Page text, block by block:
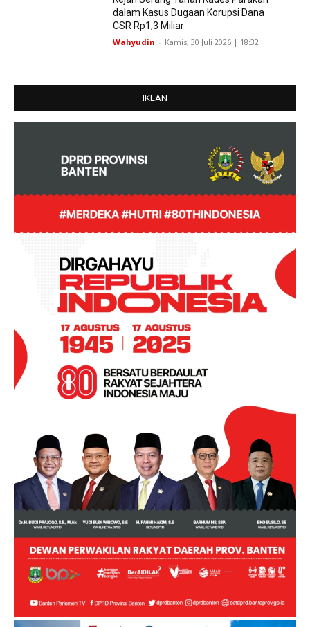
dalam Kasus Dugaan Korupsi Dana
CSR Rp1,3 Miliar
Wahyudin - Kamis, 30 Juli 2026 | 18:32
IKLAN